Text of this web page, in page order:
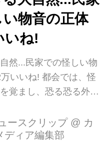
を手に取り、最期に一
の中外に出てタバコに
時、絶望の中にわずか
ソと音がしたと思った
姿を現した。 子猫は野
無邪気にすり寄ってき
物音の正体
いね!
然...民家での怪しい物
いいね! 都会では、怪
覚まし、恐る恐る外を
自然豊かなアラスカの
った光景が見られるよ
ースクリップ @ カ
ディア編集部